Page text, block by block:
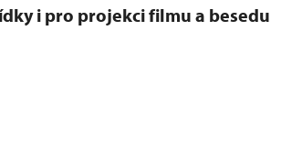
i pro projekci filmu a besedu